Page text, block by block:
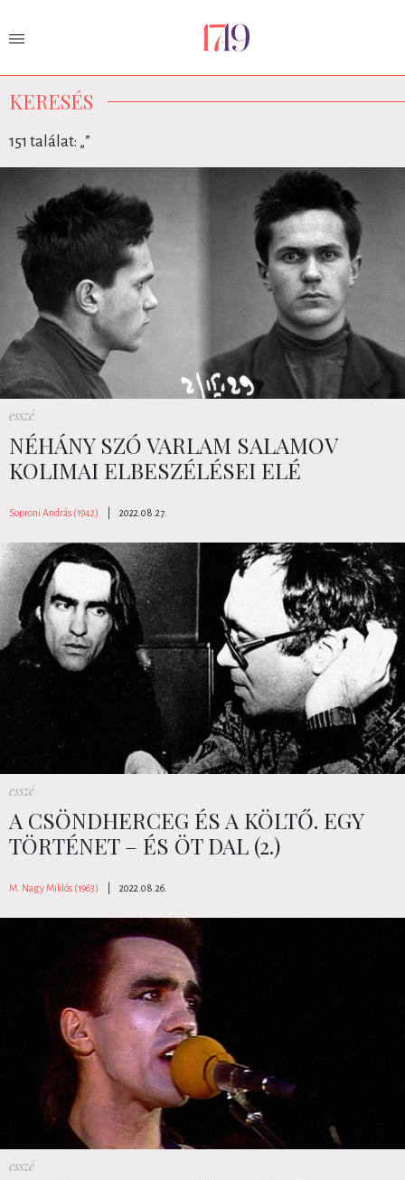
KERESÉS
151 találat: „”
esszé
NÉHÁNY SZÓ VARLAM SALAMOV
KOLIMAI ELBESZÉLÉSEI ELÉ
Soproni András (1942) 2022.08.27.
esszé
A CSÖNDHERCEG ÉS A KÖLTŐ. EGY
TÖRTÉNET – ÉS ÖT DAL (2.)
M. Nagy Miklós (1963) 2022.08.26.
esszé